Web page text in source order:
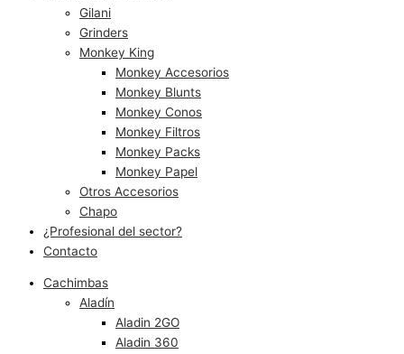
Gilani
Grinders
Monkey King
Monkey Accesorios
Monkey Blunts
Monkey Conos
Monkey Filtros
Monkey Packs
Monkey Papel
Otros Accesorios
Chapo
¿Profesional del sector?
Contacto
Cachimbas
Aladín
Aladin 2GO
Aladin 360